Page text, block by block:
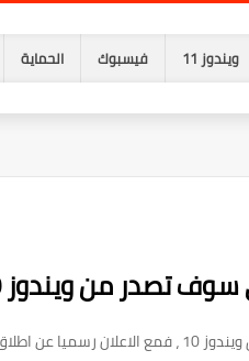
ويندوز 11 فيسبوك الحماية
سوف تصدر من ويندوز 10
اصبحت جميع ا...